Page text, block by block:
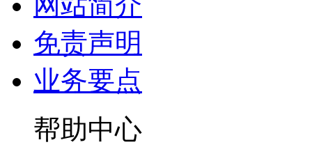
免责声明
业务要点
帮助中心